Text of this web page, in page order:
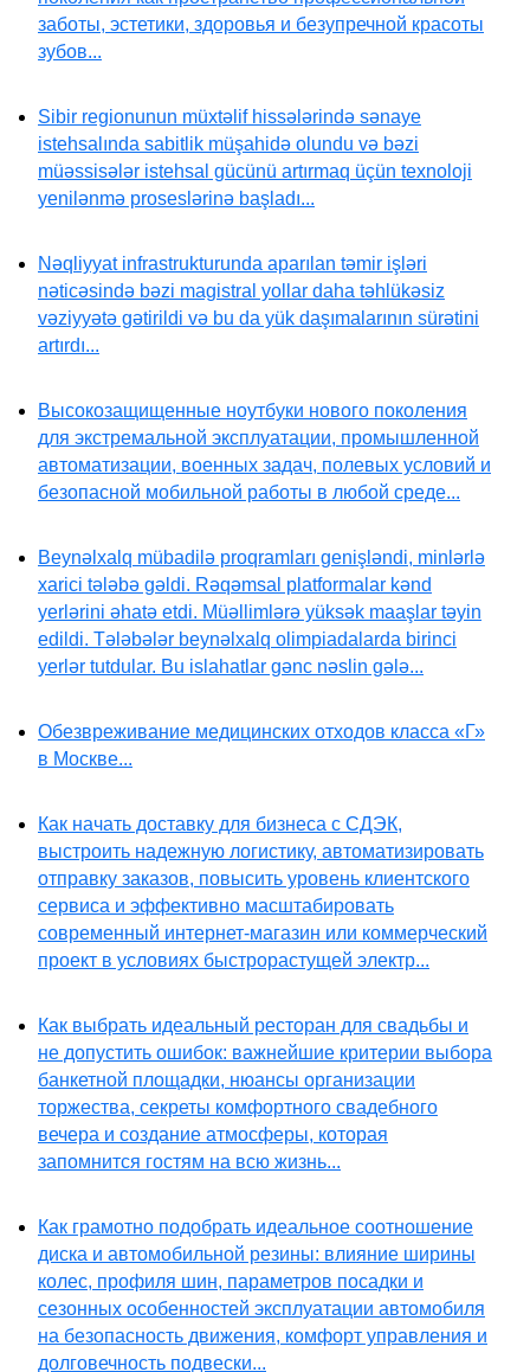
заботы, эстетики, здоровья и безупречной красоты
зубов...
Sibir regionunun müxtəlif hissələrində sənaye
istehsalında sabitlik müşahidə olundu və bəzi
müəssisələr istehsal gücünü artırmaq üçün texnoloji
yenilənmə proseslərinə başladı...
Nəqliyyat infrastrukturunda aparılan təmir işləri
nəticəsində bəzi magistral yollar daha təhlükəsiz
vəziyyətə gətirildi və bu da yük daşımalarının sürətini
artırdı...
Высокозащищенные ноутбуки нового поколения
для экстремальной эксплуатации, промышленной
автоматизации, военных задач, полевых условий и
безопасной мобильной работы в любой среде...
Beynəlxalq mübadilə proqramları genişləndi, minlərlə
xarici tələbə gəldi. Rəqəmsal platformalar kənd
yerlərini əhatə etdi. Müəllimlərə yüksək maaşlar təyin
edildi. Tələbələr beynəlxalq olimpiadalarda birinci
yerlər tutdular. Bu islahatlar gənc nəslin gələ...
Обезвреживание медицинских отходов класса «Г»
в Москве...
Как начать доставку для бизнеса с СДЭК,
выстроить надежную логистику, автоматизировать
отправку заказов, повысить уровень клиентского
сервиса и эффективно масштабировать
современный интернет-магазин или коммерческий
проект в условиях быстрорастущей электр...
Как выбрать идеальный ресторан для свадьбы и
не допустить ошибок: важнейшие критерии выбора
банкетной площадки, нюансы организации
торжества, секреты комфортного свадебного
вечера и создание атмосферы, которая
запомнится гостям на всю жизнь...
Как грамотно подобрать идеальное соотношение
диска и автомобильной резины: влияние ширины
колес, профиля шин, параметров посадки и
сезонных особенностей эксплуатации автомобиля
на безопасность движения, комфорт управления и
долговечность подвески...